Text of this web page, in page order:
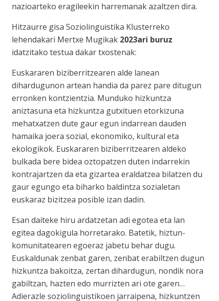
nazioarteko eragileekin harremanak azaltzen dira.
Hitzaurre gisa Soziolinguistika Klusterreko
lehendakari Mertxe Mugikak 2023ari buruz
idatzitako testua dakar txostenak:
Euskararen biziberritzearen alde lanean
dihardugunon artean handia da parez pare ditugun
erronken kontzientzia. Munduko hizkuntza
aniztasuna eta hizkuntza gutxituen etorkizuna
mehatxatzen dute gaur egun indarrean dauden
hamaika joera sozial, ekonomiko, kultural eta
ekologikok. Euskararen biziberritzearen aldeko
bulkada bere bidea oztopatzen duten indarrekin
kontrajartzen da eta gizartea eraldatzea bilatzen du
gaur egungo eta biharko baldintza sozialetan
euskaraz bizitzea posible izan dadin.
Esan daiteke hiru ardatzetan adi egotea eta lan
egitea dagokigula horretarako. Batetik, hiztun-
komunitatearen egoeraz jabetu behar dugu.
Euskaldunak zenbat garen, zenbat erabiltzen dugun
hizkuntza bakoitza, zertan dihardugun, nondik nora
gabiltzan, hazten edo murrizten ari ote garen…
Adierazle soziolinguistikoen jarraipena, hizkuntzen